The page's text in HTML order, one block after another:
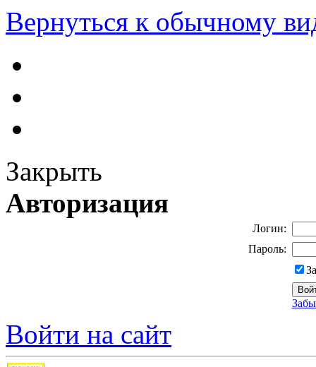
Вернуться к обычному
Закрыть
Авторизация
Логин:
Пароль:
Войти на сайт